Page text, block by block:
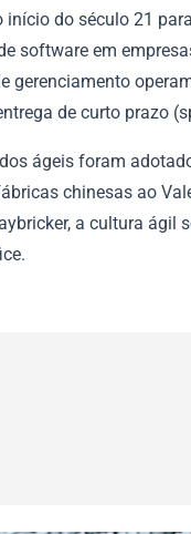
do século 21
software em
gerenciamento
de curto prazo
ágeis foram
chinesas ao
a cultura ágil